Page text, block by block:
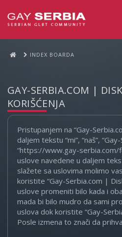
INDEX BOARDA
GAY-SERBIA.COM |
KORIŠĆENJA
Pristupanjem na “Gay-
daljem tekstu “mi”, “naš”,
“https://www.gay-serbia.com/
uslove navedene u daljem
slažete sa uslovima molimo
koristite “Gay-Serbia.com |
uslove promeniti bilo kada i
mada bi bilo mudro da sami
uslova dok koristite “Gay-
Posle izmena to znači da